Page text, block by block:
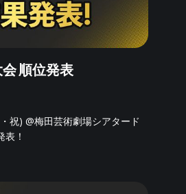
会 順位発表
祝) @梅田芸術劇場シアタード
！